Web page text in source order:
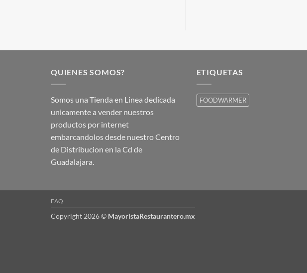
QUIENES SOMOS?
Somos una Tienda en Linea dedicada
unicamente a vender nuestros
productos por internet
embarcandolos desde nuestro Centro
de Distribucion en la Cd de
Guadalajara.
ETIQUETAS
FOODWARMER
FAQ
Copyright 2026 © MayoristaRestaurantero.mx